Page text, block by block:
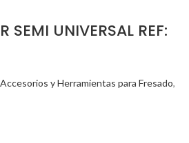
SEMI UNIVERSAL REF:
Accesorios y Herramientas para Fresado,